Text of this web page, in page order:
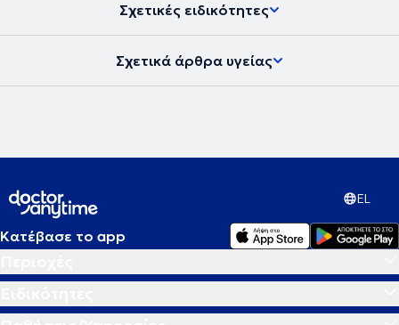
Σχετικές ειδικότητες
Σχετικά άρθρα υγείας
EL
Κατέβασε το app